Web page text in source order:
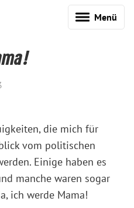
Menü
die mich für
vom politischen
Einige haben es
manche waren sogar
ich werde Mama!